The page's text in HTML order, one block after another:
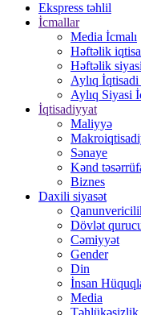
Ekspress təhlil
İcmallar
Media İcmalı
Həftəlik
Həftəlik
Aylıq
Aylıq Siyasi
İqtisadiyyat
Maliyyə
Sənaye
Kənd
Biznes
Daxili siyasət
Dövlət
Cəmiyyət
Gender
Din
İnsan
Media
Təhlükəsizlik